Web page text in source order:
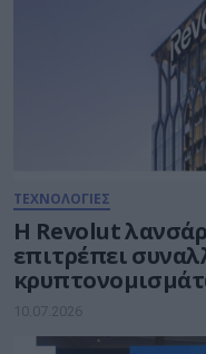
ΤΕΧΝΟΛΟΓΙΕΣ
Η Revolut
επιτρέπει
10.07.2026